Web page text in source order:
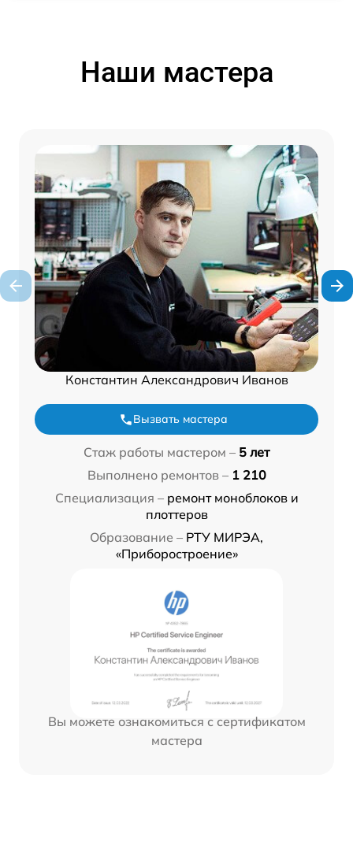
Наши мастера
Константин Александрович Иванов
Вызвать мастера
Стаж работы мастером – 5 лет
Выполнено ремонтов – 1 210
Специализация – ремонт моноблоков и
плоттеров
Образование – РТУ МИРЭА,
«Приборостроение»
Вы можете ознакомиться с сертификатом
мастера